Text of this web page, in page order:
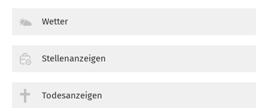
Wetter
Stellenanzeigen
Todesanzeigen